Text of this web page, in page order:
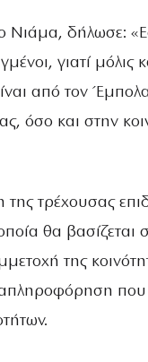
Νιάμα, δήλωσε:
γιατί μόλις
από τον
όσο και στην
τρέχουσας
θα βασίζεται
της
που